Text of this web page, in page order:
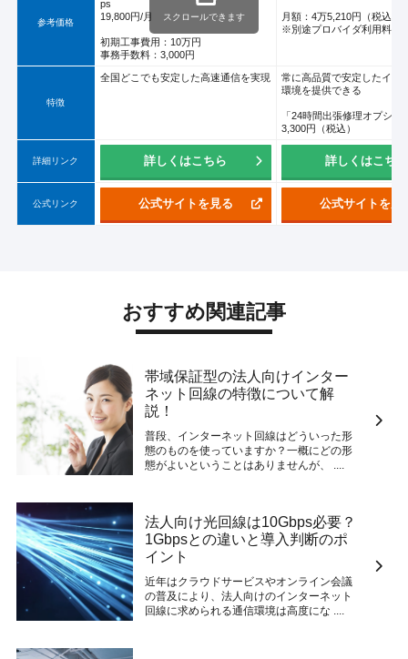
参考価格
ps
19,800円/月
初期工事費用：10万円
事務手数料：3,000円
月額：4万5,210円（税込）
※別途プロバイダ利用料金
特徴
全国どこでも安定した高速通信を実現
常に高品質で安定したイン
環境を提供できる
「24時間出張修理オプショ
3,300円（税込）
詳細リンク 詳しくはこちら 詳しくはこちら
公式リンク 公式サイトを見る 公式サイトを見
スクロールできます
おすすめ関連記事
帯域保証型の法人向けインター
ネット回線の特徴について解
説！
普段、インターネット回線はどういった形
態のものを使っていますか？一概にどの形
態がよいということはありませんが、 ....
法人向け光回線は10Gbps必要？
1Gbpsとの違いと導入判断のポ
イント
近年はクラウドサービスやオンライン会議
の普及により、法人向けのインターネット
回線に求められる通信環境は高度にな ....